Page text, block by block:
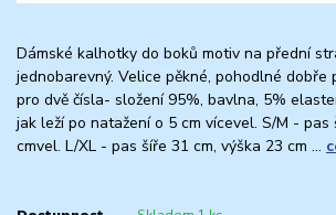
Dámské kalhotky do boků motiv na přední
jednobarevný. Velice pěkné, pohodlné dobře
pro dvě čísla- složení 95%, bavlna, 5%
jak leží po natažení o 5 cm vícevel. S/M - pas
cmvel. L/XL - pas šíře 31 cm, výška 23 cm ...